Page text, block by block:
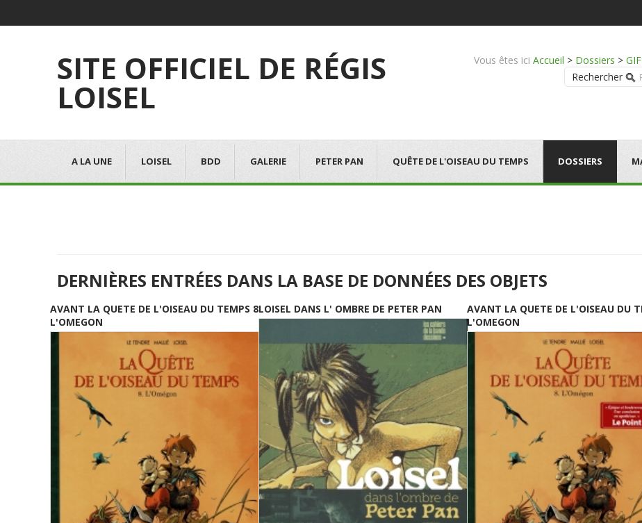
SITE OFFICIEL DE RÉGIS
LOISEL
Vous êtes ici Accueil > Dossiers >
Rechercher
A LA UNE LOISEL BDD GALERIE PETER PAN QUÊTE DE L'OISEAU DU TEMPS DOSSIERS
DERNIÈRES ENTRÉES DANS LA BASE DE DONNÉES DES OBJETS
AVANT LA QUETE DE L'OISEAU DU TEMPS 8
L'OMEGON
LOISEL DANS L' OMBRE DE PETER PAN
AVANT LA QUETE DE L'OISEAU DU
L'OMEGON